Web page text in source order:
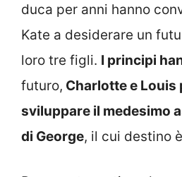
duca per anni hanno
Kate a desiderare un
loro tre figli. I principi
futuro, Charlotte e Louis
sviluppare il medesimo
di George, il cui destino